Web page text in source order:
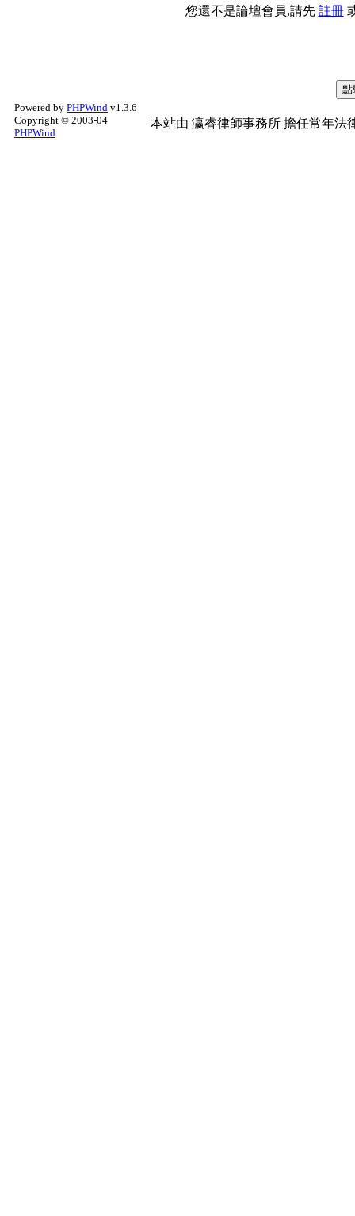
您還不是論壇會員,請先 註冊
Powered by PHPWind v1.3.6
Copyright © 2003-04
PHPWind
本站由 瀛睿律師事務所 擔任常年法